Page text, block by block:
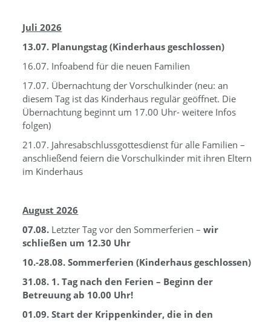
Juli 2026
13.07. Planungstag (Kinderhaus geschlossen)
16.07. Infoabend für die neuen Familien
17.07. Übernachtung der Vorschulkinder (neu: an
diesem Tag ist das Kinderhaus regulär geöffnet. Die
Übernachtung beginnt um 17.00 Uhr- weitere Infos
folgen)
21.07. Jahresabschlussgottesdienst für alle Familien –
anschließend feiern die Vorschulkinder mit ihren Eltern
im Kinderhaus
August 2026
07.08. Letzter Tag vor den Sommerferien –wir
schließen um 12.30 Uhr
10.-28.08. Sommerferien (Kinderhaus geschlossen)
31.08. 1. Tag nach den Ferien – Beginn der
Betreuung ab 10.00 Uhr!
01.09. Start der Krippenkinder, die in den